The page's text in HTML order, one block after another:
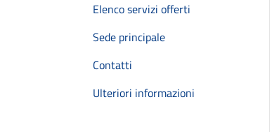
Elenco servizi offerti
Sede principale
Contatti
Ulteriori informazioni